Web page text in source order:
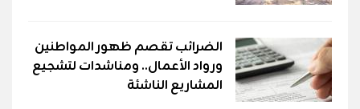
الضرائب تقصم ظهور المواطنين
ورواد الأعمال.. ومناشدات لتشجيع
المشاريع الناشئة